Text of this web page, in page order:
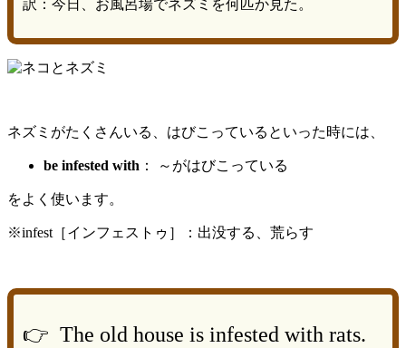
訳：今日、お風呂場でネズミを何匹か見た。
ネズミがたくさんいる、はびこっているといった時には、
be infested with ： ～がはびこっている
をよく使います。
※infest［インフェストゥ］：出没する、荒らす
👉 The old house is infested with rats.